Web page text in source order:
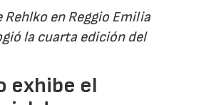
Rehlko en Reggio Emilia
la cuarta edición del
exhibe el